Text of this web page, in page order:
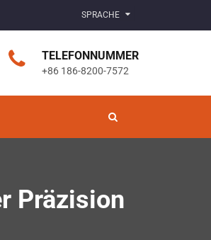
SPRACHE
TELEFONNUMMER
+86 186-8200-7572
Präzision